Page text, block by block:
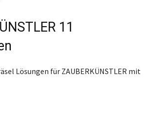
11
Lösungen für ZAUBERKÜNSTLER mit